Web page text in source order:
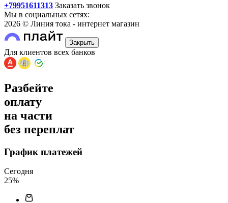
+79951611313 Заказать звонок
Мы в социальных сетях:
2026 © Линия тока - интернет магазин
Закрыть
Для клиентов всех банков
Разбейте
оплату
на части
без переплат
График платежей
Сегодня
25%